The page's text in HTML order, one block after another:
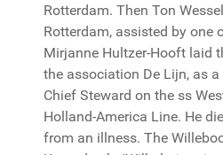
Rotterdam. Then Ton
Rotterdam, assisted by one
Mirjanne Hultzer-Hooft laid
the association De Lijn, as
Chief Steward on the ss
Holland-America Line. He
from an illness. The